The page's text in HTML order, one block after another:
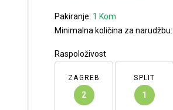
Pakiranje: 1 Kom
Minimalna količina za narudžbu:
Raspoloživost
ZAGREB
2
SPLIT
1